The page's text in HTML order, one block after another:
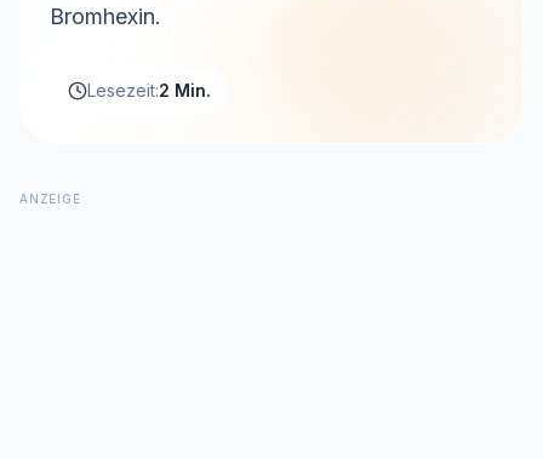
Bromhexin.
Lesezeit:2 Min.
ANZEIGE